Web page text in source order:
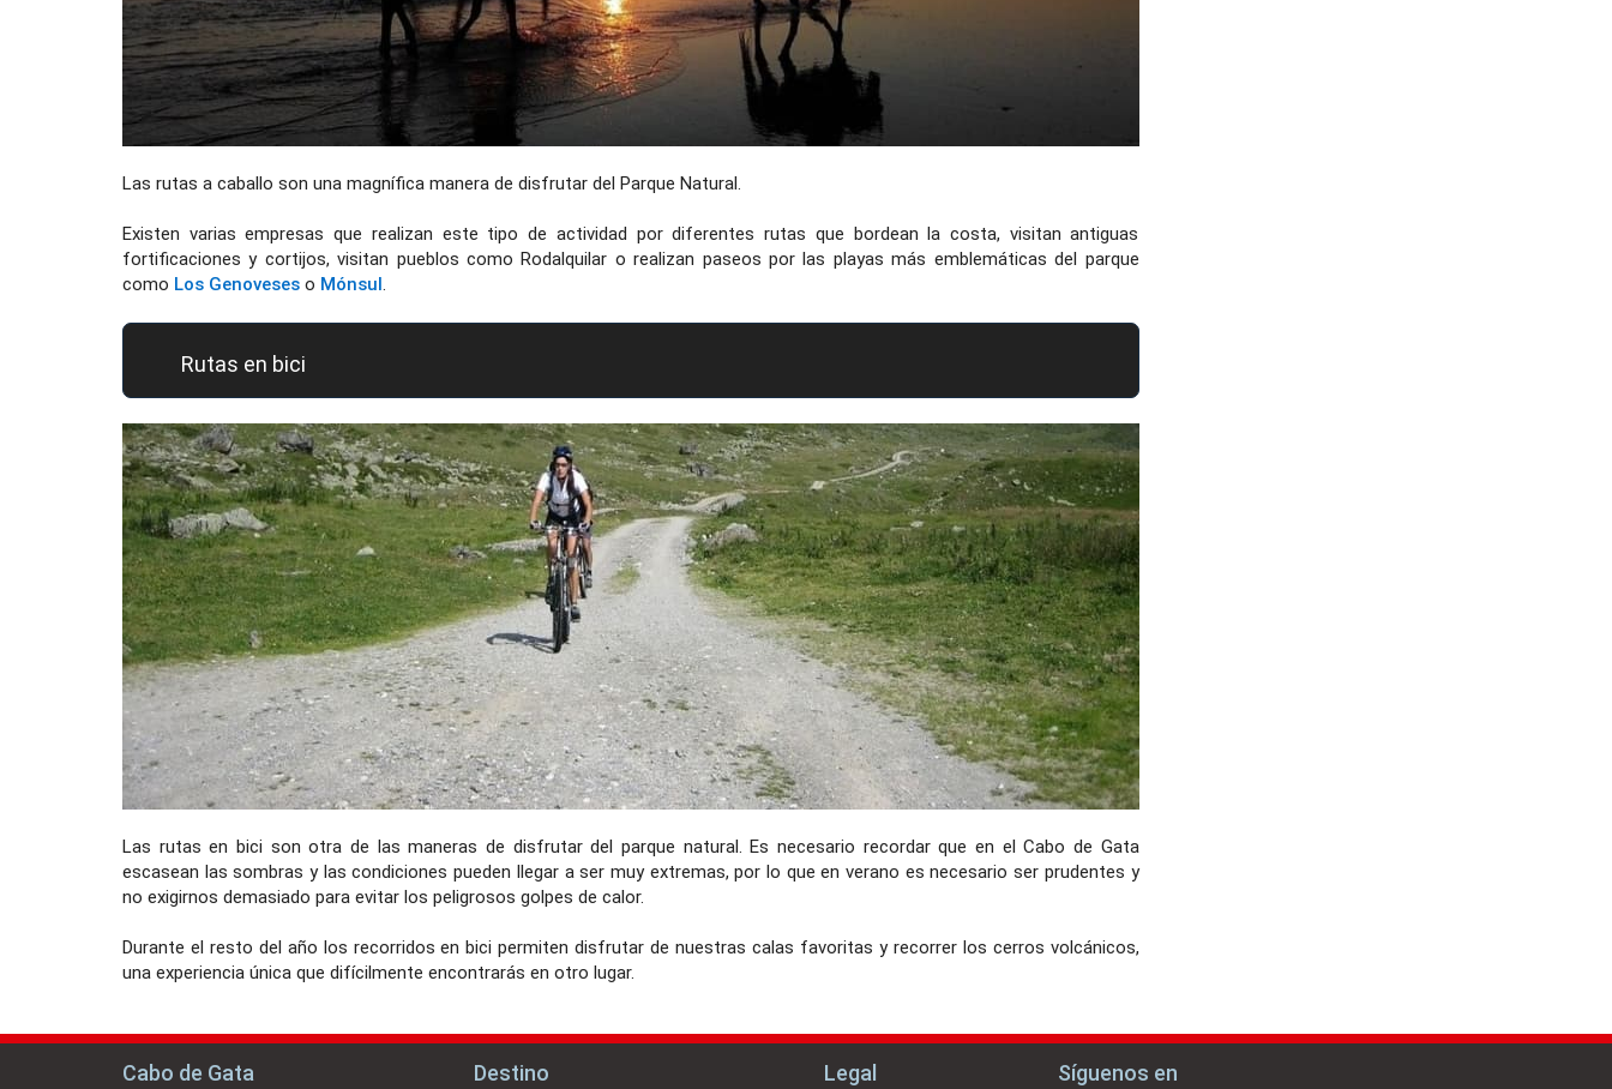
Las rutas a caballo son una magnífica manera de disfrutar del Parque Natural.
Existen varias empresas que realizan este tipo de actividad por diferentes rutas que bordean la costa, visitan antiguas
fortificaciones y cortijos, visitan pueblos como Rodalquilar o realizan paseos por las playas más emblemáticas del parque
como Los Genoveses o Mónsul .
Rutas en bici
Las rutas en bici son otra de las maneras de disfrutar del parque natural. Es necesario recordar que en el Cabo de Gata
escasean las sombras y las condiciones pueden llegar a ser muy extremas, por lo que en verano es necesario ser prudentes y
no exigirnos demasiado para evitar los peligrosos golpes de calor.
Durante el resto del año los recorridos en bici permiten disfrutar de nuestras calas favoritas y recorrer los cerros volcánicos,
una experiencia única que difícilmente encontrarás en otro lugar.
Cabo de Gata Destino Legal Síguenos en